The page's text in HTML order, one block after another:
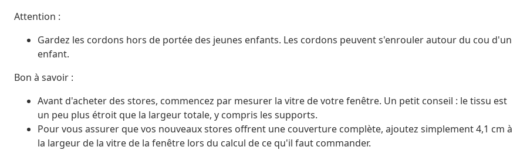
Attention :
Gardez les cordons hors de portée des jeunes enfants. Les cordons peuvent s'enrouler autour du cou d'un
enfant.
Bon à savoir :
Avant d'acheter des stores, commencez par mesurer la vitre de votre fenêtre. Un petit conseil : le tissu est
un peu plus étroit que la largeur totale, y compris les supports.
Pour vous assurer que vos nouveaux stores offrent une couverture complète, ajoutez simplement 4,1 cm à
la largeur de la vitre de la fenêtre lors du calcul de ce qu'il faut commander.